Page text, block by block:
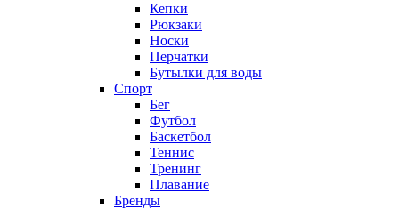
Кепки
Рюкзаки
Носки
Перчатки
Бутылки для воды
Спорт
Бег
Футбол
Баскетбол
Теннис
Тренинг
Плавание
Бренды